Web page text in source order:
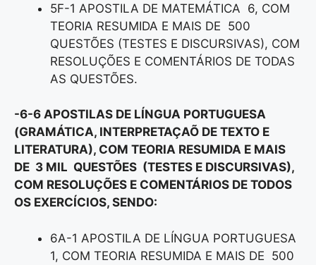
5F-1 APOSTILA DE MATEMÁTICA 6, COM
TEORIA RESUMIDA E MAIS DE 500
QUESTÕES (TESTES E DISCURSIVAS), COM
RESOLUÇÕES E COMENTÁRIOS DE TODAS
AS QUESTÕES.
-6-6 APOSTILAS DE LÍNGUA PORTUGUESA
(GRAMÁTICA, INTERPRETAÇAÕ DE TEXTO E
LITERATURA), COM TEORIA RESUMIDA E MAIS
DE 3 MIL QUESTÕES (TESTES E DISCURSIVAS),
COM RESOLUÇÕES E COMENTÁRIOS DE TODOS
OS EXERCÍCIOS, SENDO:
6A-1 APOSTILA DE LÍNGUA PORTUGUESA
1, COM TEORIA RESUMIDA E MAIS DE 500